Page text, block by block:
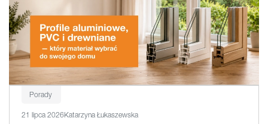
Porady
21 lipca 2026Katarzyna Łukaszewska